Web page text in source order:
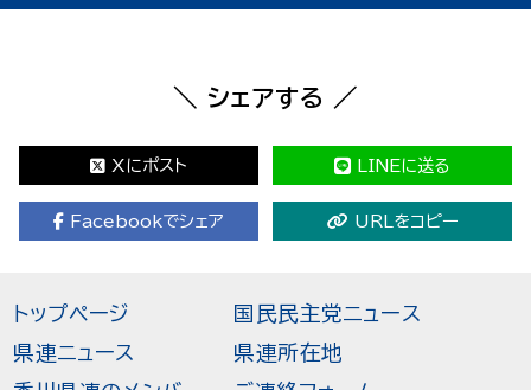
＼ シェアする ／
Xにポスト LINEに送る
Facebookでシェア URLをコピー
トップページ
県連ニュース
国民民主党ニュース
県連所在地